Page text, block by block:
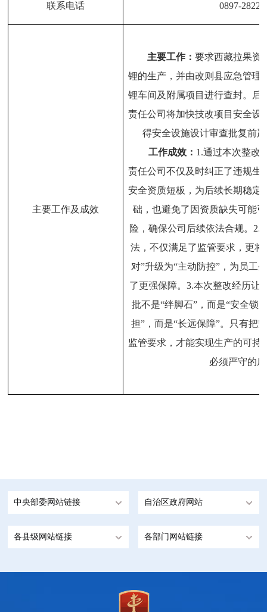
联系电话 0897-
主要工作及成效
主要工作： 要求西藏拉果资
锂的生产，并由改则县应急管理
锂车间及附属项目进行查封。后
责任公司将加快技改项目安全设
得安全设施设计审查批复前
工作成效： 1.通过本次整改
责任公司不仅及时纠正了违规生
安全资质短板，为后续长期稳定
础，也避免了因资质缺失可能
险，确保公司后续依法合规。 2.
法，不仅满足了监管要求，更
对”升级为“主动防控” ，为员工
了更强保障。 3.本次整改经历让
批不是“绊脚石” ，而是“安全锁”
担” ，而是“长远保障”。
只有把
监管要求，才能实现生产的可持
必须严守的
中央部委网站链接 自治区政府网站
各县级网站链接 各部门网站链接